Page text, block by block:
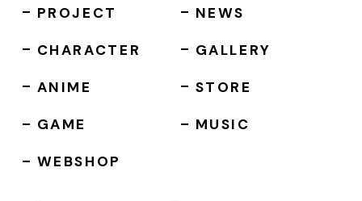
PROJECT
CHARACTER
ANIME
GAME
WEBSHOP
NEWS
GALLERY
STORE
MUSIC